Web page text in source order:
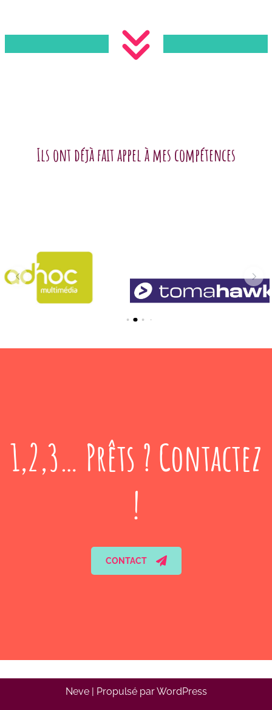
Ils ont déjà fait appel à mes compétences
1,2,3… Prêts ? Contactez
!
CONTACT
Neve| Propulsé parWordPress